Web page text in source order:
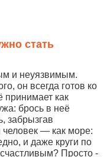
стать
и неуязвимым.
он всегда готов ко
принимает как
брось в неё
забрызгав
— как море:
и даже круги по
Просто -